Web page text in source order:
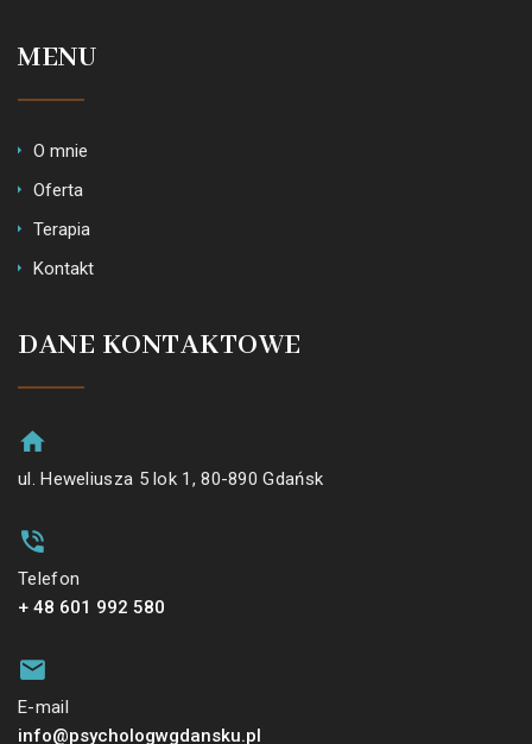
MENU
O mnie
Oferta
Terapia
Kontakt
DANE KONTAKTOWE
ul. Heweliusza 5 lok 1, 80-890 Gdańsk
Telefon
+ 48 601 992 580
E-mail
info@psychologwgdansku.pl